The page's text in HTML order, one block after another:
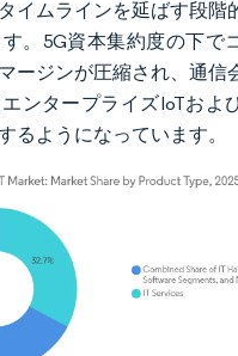
イムラインを延ばす段階
。5G資本集約度の下で
ージンが圧縮され、通信
ンタープライズIoTおよ
るようになっています。